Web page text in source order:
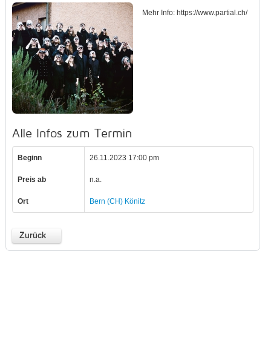
Mehr Info: https://www.partial.ch/
Alle Infos zum Termin
Beginn 26.11.2023 17:00 pm
Preis ab n.a.
Ort Bern (CH) Könitz
Zurück